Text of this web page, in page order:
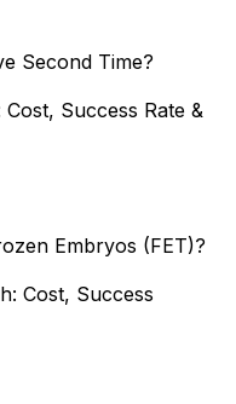
Second Time?
Success Rate &
Embryos (FET)?
Cost, Success